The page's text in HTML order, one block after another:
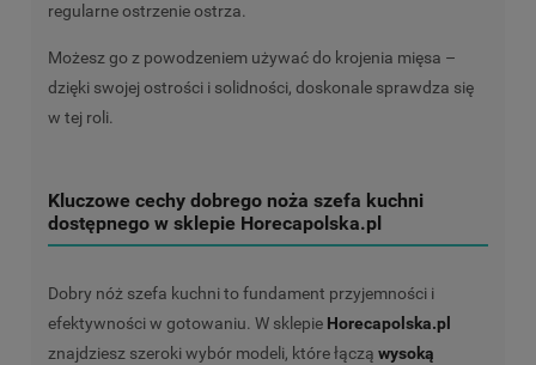
regularne ostrzenie ostrza.
Możesz go z powodzeniem używać do krojenia mięsa –
dzięki swojej ostrości i solidności, doskonale sprawdza się
w tej roli.
Kluczowe cechy dobrego noża szefa kuchni
dostępnego w sklepie Horecapolska.pl
Dobry nóż szefa kuchni to fundament przyjemności i
efektywności w gotowaniu. W sklepie Horecapolska.pl
znajdziesz szeroki wybór modeli, które łączą wysoką